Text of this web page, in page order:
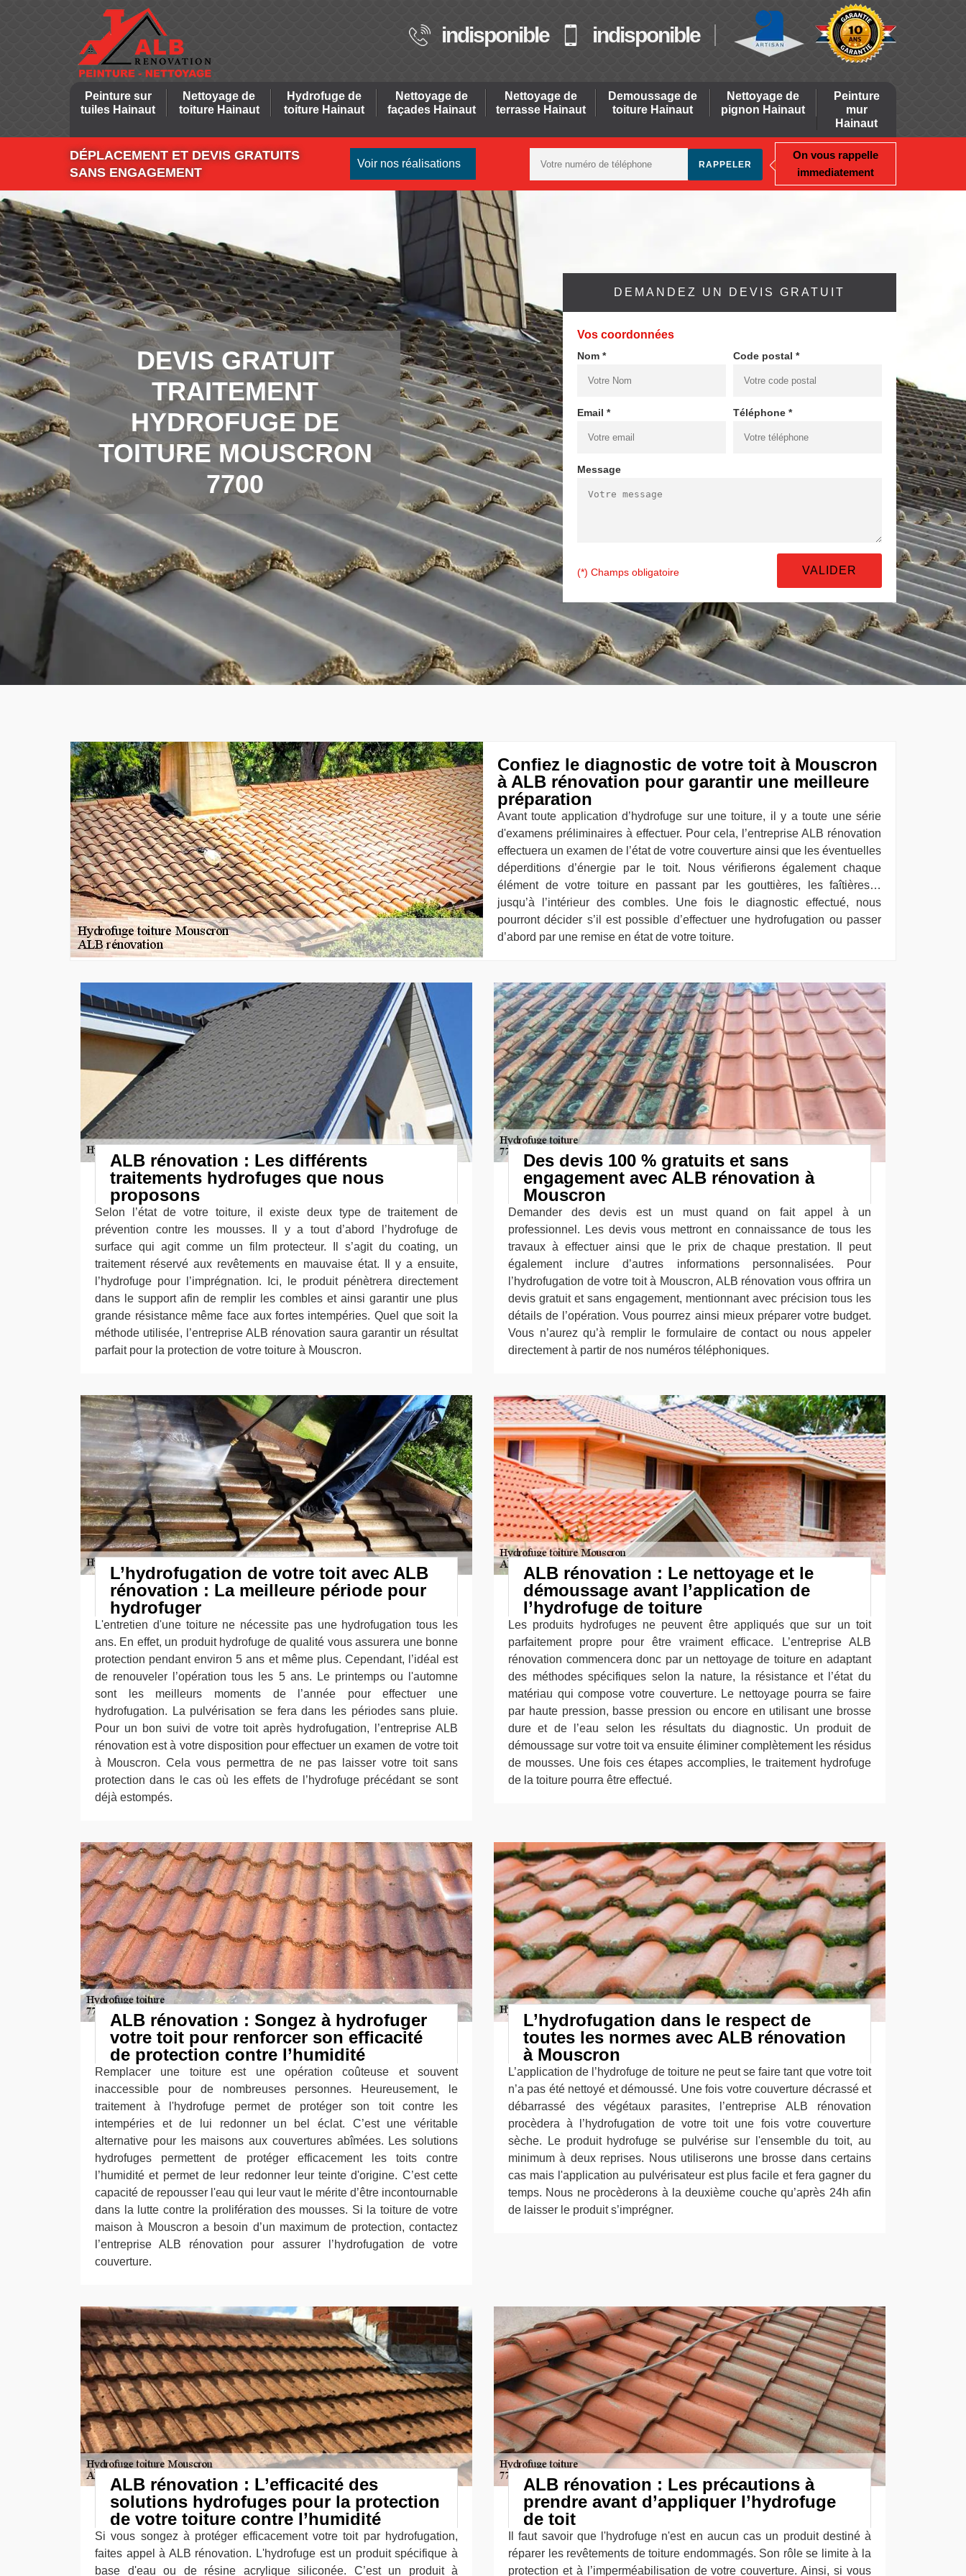
indisponible indisponible
Peinture sur
tuiles Hainaut
Nettoyage de
toiture Hainaut
Hydrofuge de
toiture Hainaut
Nettoyage de
façades Hainaut
Nettoyage de
terrasse Hainaut
Demoussage de
toiture Hainaut
Nettoyage de
pignon Hainaut
Peinture
mur
Hainaut
DÉPLACEMENT ET DEVIS GRATUITS
SANS ENGAGEMENT
Voir nos réalisations
On vous rappelle
immediatement
DEVIS GRATUIT
TRAITEMENT
HYDROFUGE DE
TOITURE MOUSCRON
7700
DEMANDEZ UN DEVIS GRATUIT
Vos coordonnées
Nom * Code postal *
Email * Téléphone *
Message
(*) Champs obligatoire
Confiez le diagnostic de votre toit à Mouscron
à ALB rénovation pour garantir une meilleure
préparation
Avant toute application d’hydrofuge sur une toiture, il y a toute une série
d'examens préliminaires à effectuer. Pour cela, l’entreprise ALB rénovation
effectuera un examen de l’état de votre couverture ainsi que les éventuelles
déperditions d’énergie par le toit. Nous vérifierons également chaque
élément de votre toiture en passant par les gouttières, les faîtières…
jusqu’à l’intérieur des combles. Une fois le diagnostic effectué, nous
pourront décider s’il est possible d’effectuer une hydrofugation ou passer
d’abord par une remise en état de votre toiture.
ALB rénovation : Les différents
traitements hydrofuges que nous
proposons
Selon l’état de votre toiture, il existe deux type de traitement de
prévention contre les mousses. Il y a tout d’abord l’hydrofuge de
surface qui agit comme un film protecteur. Il s’agit du coating, un
traitement réservé aux revêtements en mauvaise état. Il y a ensuite,
l’hydrofuge pour l’imprégnation. Ici, le produit pénètrera directement
dans le support afin de remplir les combles et ainsi garantir une plus
grande résistance même face aux fortes intempéries. Quel que soit la
méthode utilisée, l’entreprise ALB rénovation saura garantir un résultat
parfait pour la protection de votre toiture à Mouscron.
Des devis 100 % gratuits et sans
engagement avec ALB rénovation à
Mouscron
Demander des devis est un must quand on fait appel à un
professionnel. Les devis vous mettront en connaissance de tous les
travaux à effectuer ainsi que le prix de chaque prestation. Il peut
également inclure d’autres informations personnalisées. Pour
l’hydrofugation de votre toit à Mouscron, ALB rénovation vous offrira un
devis gratuit et sans engagement, mentionnant avec précision tous les
détails de l’opération. Vous pourrez ainsi mieux préparer votre budget.
Vous n’aurez qu’à remplir le formulaire de contact ou nous appeler
directement à partir de nos numéros téléphoniques.
L’hydrofugation de votre toit avec ALB
rénovation : La meilleure période pour
hydrofuger
L'entretien d'une toiture ne nécessite pas une hydrofugation tous les
ans. En effet, un produit hydrofuge de qualité vous assurera une bonne
protection pendant environ 5 ans et même plus. Cependant, l’idéal est
de renouveler l’opération tous les 5 ans. Le printemps ou l'automne
sont les meilleurs moments de l’année pour effectuer une
hydrofugation. La pulvérisation se fera dans les périodes sans pluie.
Pour un bon suivi de votre toit après hydrofugation, l’entreprise ALB
rénovation est à votre disposition pour effectuer un examen de votre toit
à Mouscron. Cela vous permettra de ne pas laisser votre toit sans
protection dans le cas où les effets de l’hydrofuge précédant se sont
déjà estompés.
ALB rénovation : Le nettoyage et le
démoussage avant l’application de
l’hydrofuge de toiture
Les produits hydrofuges ne peuvent être appliqués que sur un toit
parfaitement propre pour être vraiment efficace. L’entreprise ALB
rénovation commencera donc par un nettoyage de toiture en adaptant
des méthodes spécifiques selon la nature, la résistance et l’état du
matériau qui compose votre couverture. Le nettoyage pourra se faire
par haute pression, basse pression ou encore en utilisant une brosse
dure et de l’eau selon les résultats du diagnostic. Un produit de
démoussage sur votre toit va ensuite éliminer complètement les résidus
de mousses. Une fois ces étapes accomplies, le traitement hydrofuge
de la toiture pourra être effectué.
ALB rénovation : Songez à hydrofuger
votre toit pour renforcer son efficacité
de protection contre l’humidité
Remplacer une toiture est une opération coûteuse et souvent
inaccessible pour de nombreuses personnes. Heureusement, le
traitement à l'hydrofuge permet de protéger son toit contre les
intempéries et de lui redonner un bel éclat. C’est une véritable
alternative pour les maisons aux couvertures abîmées. Les solutions
hydrofuges permettent de protéger efficacement les toits contre
l’humidité et permet de leur redonner leur teinte d'origine. C’est cette
capacité de repousser l'eau qui leur vaut le mérite d’être incontournable
dans la lutte contre la prolifération des mousses. Si la toiture de votre
maison à Mouscron a besoin d’un maximum de protection, contactez
l’entreprise ALB rénovation pour assurer l’hydrofugation de votre
couverture.
L’hydrofugation dans le respect de
toutes les normes avec ALB rénovation
à Mouscron
L’application de l’hydrofuge de toiture ne peut se faire tant que votre toit
n’a pas été nettoyé et démoussé. Une fois votre couverture décrassé et
débarrassé des végétaux parasites, l’entreprise ALB rénovation
procèdera à l’hydrofugation de votre toit une fois votre couverture
sèche. Le produit hydrofuge se pulvérise sur l'ensemble du toit, au
minimum à deux reprises. Nous utiliserons une brosse dans certains
cas mais l'application au pulvérisateur est plus facile et fera gagner du
temps. Nous ne procèderons à la deuxième couche qu’après 24h afin
de laisser le produit s’imprégner.
ALB rénovation : L’efficacité des
solutions hydrofuges pour la protection
de votre toiture contre l’humidité
Si vous songez à protéger efficacement votre toit par hydrofugation,
faites appel à ALB rénovation. L'hydrofuge est un produit spécifique à
base d'eau ou de résine acrylique siliconée. C’est un produit à
ALB rénovation : Les précautions à
prendre avant d’appliquer l’hydrofuge
de toit
Il faut savoir que l'hydrofuge n'est en aucun cas un produit destiné à
réparer les revêtements de toiture endommagés. Son rôle se limite à la
protection et à l’imperméabilisation de votre couverture. Ainsi, si vous